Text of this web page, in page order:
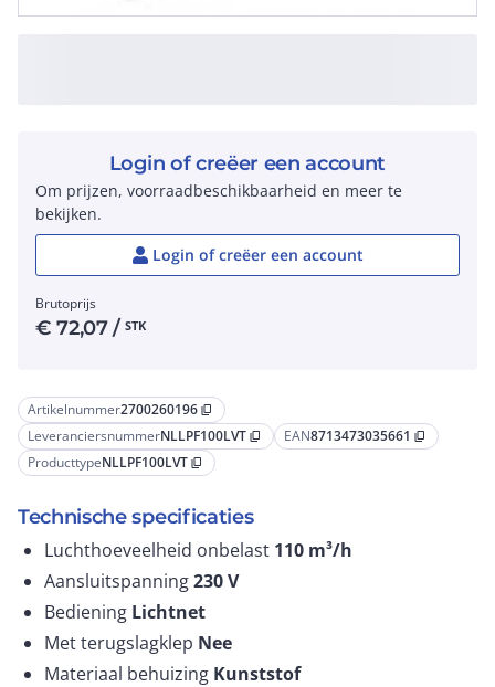
Artikelnummer2700260196 content_copy
LeveranciersnummerNLLPF100LVT content_copy EAN8713473035661 content_copy
ProducttypeNLLPF100LVT content_copy
Technische specificaties
Luchthoeveelheid onbelast 110 m³/h
Aansluitspanning230V
Bediening Lichtnet
Met terugslagklep Nee
Materiaal behuizing Kunststof
Login of creëer een account
Om prijzen, voorraadbeschikbaarheid en meer te
bekijken.
Login of creëer een account
Brutoprijs
€72,07/ STK